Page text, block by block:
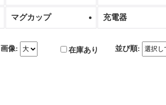
マグカップ 充電器
画像: 在庫あり 並び順: